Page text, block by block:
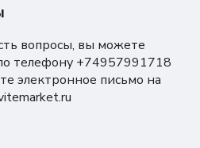
вопросы, вы можете
телефону +74957991718
электронное письмо на